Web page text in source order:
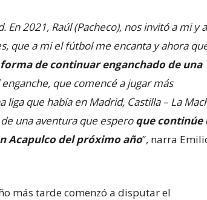
2021, Raúl (Pacheco), nos invitó a mi y a
que a mi el fútbol me encanta y ahora
de continuar enganchado de una
que comencé a jugar más
que había en Madrid, Castilla – La
una aventura que esperoque continúe
Acapulco del próximo año”, narra
más tarde comenzó a disputar el